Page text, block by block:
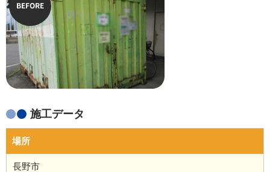
BEFORE
施工データ
場所
長野市